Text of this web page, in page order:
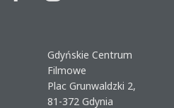
Gdyńskie Centrum
Filmowe
Plac Grunwaldzki 2,
81-372 Gdynia